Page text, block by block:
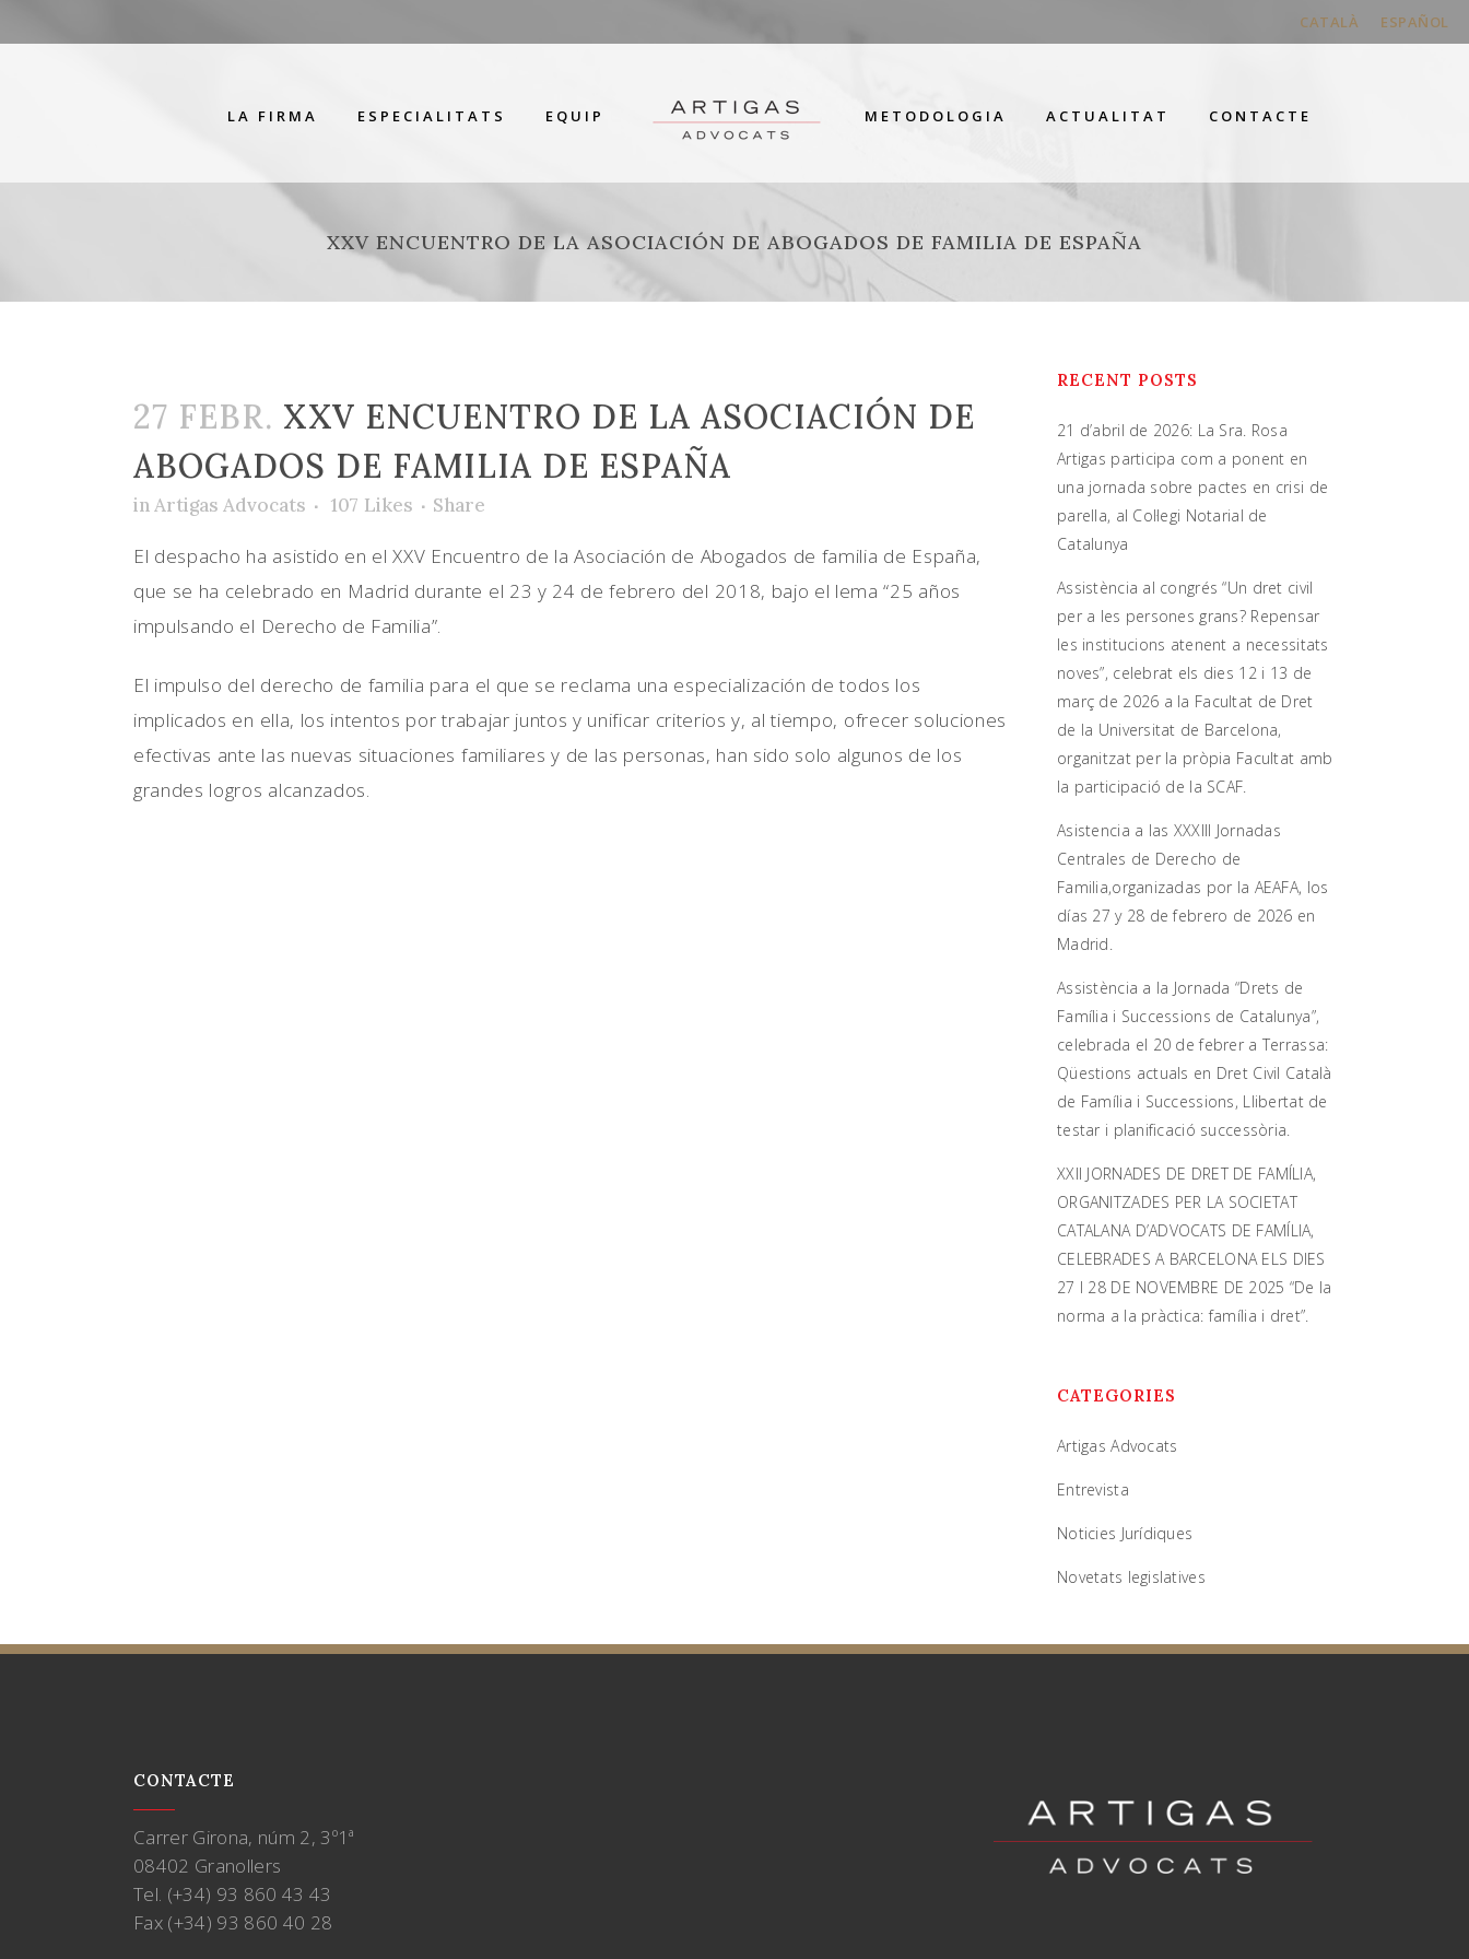
CATALÀ ESPAÑOL
LA FIRMA ESPECIALITATS EQUIP METODOLOGIA ACTUALITAT CONTACTE
XXV ENCUENTRO DE LA ASOCIACIÓN DE ABOGADOS DE FAMILIA DE ESPAÑA
27 FEBR. XXV ENCUENTRO DE LA ASOCIACIÓN DE
ABOGADOS DE FAMILIA DE ESPAÑA
inArtigas Advocats 107 Likes Share
El despacho ha asistido en el XXV Encuentro de la Asociación de Abogados de familia de España,
que se ha celebrado en Madrid durante el 23 y 24 de febrero del 2018, bajo el lema “25 años
impulsando el Derecho de Familia”.
El impulso del derecho de familia para el que se reclama una especialización de todos los
implicados en ella, los intentos por trabajar juntos y unificar criterios y, al tiempo, ofrecer soluciones
efectivas ante las nuevas situaciones familiares y de las personas, han sido solo algunos de los
grandes logros alcanzados.
RECENT POSTS
21 d’abril de 2026: La Sra. Rosa
Artigas participa com a ponent en
una jornada sobre pactes en crisi de
parella, al Col·legi Notarial de
Catalunya
Assistència al congrés “Un dret civil
per a les persones grans? Repensar
les institucions atenent a necessitats
noves”, celebrat els dies 12 i 13 de
març de 2026 a la Facultat de Dret
de la Universitat de Barcelona,
organitzat per la pròpia Facultat amb
la participació de la SCAF.
Asistencia a las XXXIII Jornadas
Centrales de Derecho de
Familia,organizadas por la AEAFA, los
días 27 y 28 de febrero de 2026 en
Madrid.
Assistència a la Jornada “Drets de
Família i Successions de Catalunya”,
celebrada el 20 de febrer a Terrassa:
Qüestions actuals en Dret Civil Català
de Família i Successions, Llibertat de
testar i planificació successòria.
XXII JORNADES DE DRET DE FAMÍLIA,
ORGANITZADES PER LA SOCIETAT
CATALANA D’ADVOCATS DE FAMÍLIA,
CELEBRADES A BARCELONA ELS DIES
27 I 28 DE NOVEMBRE DE 2025 “De la
norma a la pràctica: família i dret”.
CATEGORIES
Artigas Advocats
Entrevista
Noticies Jurídiques
Novetats legislatives
CONTACTE
Carrer Girona, núm 2, 3º1ª
08402 Granollers
Tel. (+34) 93 860 43 43
Fax (+34) 93 860 40 28